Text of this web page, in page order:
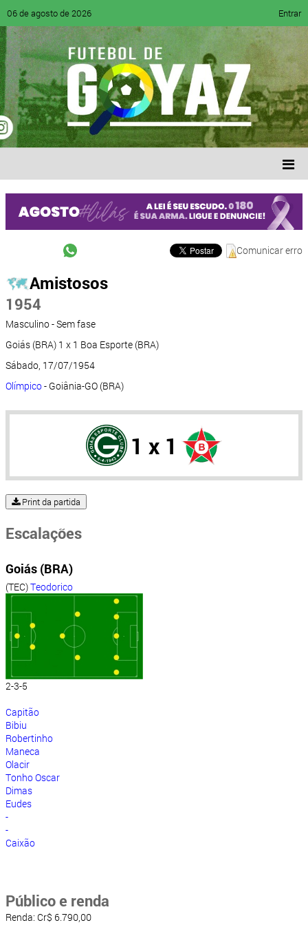
06 de agosto de 2026 Entrar
Comunicar erro
Amistosos
1954
Masculino - Sem fase
Goiás (BRA) 1 x 1 Boa Esporte (BRA)
Sábado, 17/07/1954
Olímpico- Goiânia-GO (BRA)
1 x 1
Print da partida
Escalações
Goiás (BRA)
(TEC)Teodorico
2-3-5
Capitão
Bibiu
Robertinho
Maneca
Olacir
Tonho Oscar
Dimas
Eudes
-
-
Caixão
Público e renda
Renda: Cr$ 6.790,00